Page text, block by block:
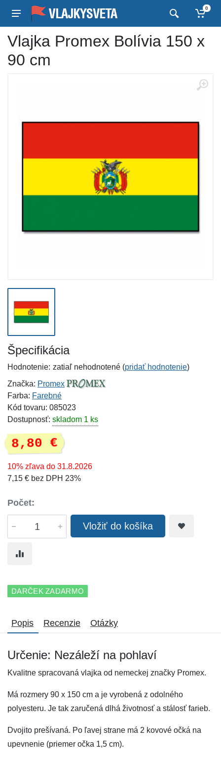
0
Vlajka Promex Bolívia 150 x
90 cm
Špecifikácia
Hodnotenie: zatiaľ nehodnotené (pridať hodnotenie)
Značka: Promex
Farba: Farebné
Kód tovaru: 085023
Dostupnosť: skladom 1 ks
8,80 €
10% zľava do 31.8.2026
7,15 € bez DPH 23%
Počet:
Vložiť do košíka
DARČEK ZADARMO
Popis Recenzie Otázky
Určenie: Nezáleží na pohlaví
Kvalitne spracovaná vlajka od nemeckej značky Promex.
Má rozmery 90 x 150 cm a je vyrobená z odolného
polyesteru. Je tak zaručená dlhá životnosť a stálosť farieb.
Dvojito prešívaná. Po ľavej strane má 2 kovové očká na
upevnenie (priemer očka 1,5 cm).